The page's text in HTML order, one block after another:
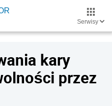
Serwisy
kary
przez